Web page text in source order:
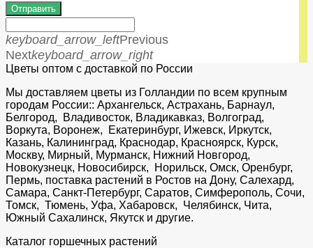
Отправить
keyboard_arrow_leftPrevious
Nextkeyboard_arrow_right
Цветы оптом с доставкой по России
Мы доставляем цветы из Голландии по всем крупным
городам России:: Архангельск, Астрахань, Барнаул,
Белгород, Владивосток, Владикавказ, Волгоград,
Воркута, Воронеж, Екатеринбург, Ижевск, Иркутск,
Казань, Калининград, Краснодар, Красноярск, Курск,
Москву, Мирный, Мурманск, Нижний Новгород,
Новокузнецк, Новосибирск, Норильск, Омск, Оренбург,
Пермь, поставка растений в Ростов на Дону, Салехард,
Самара, Санкт-Петербург, Саратов, Симферополь, Сочи,
Томск, Тюмень, Уфа, Хабаровск, Челябинск, Чита,
Южный Сахалинск, Якутск и другие.
Каталог горшечных растений